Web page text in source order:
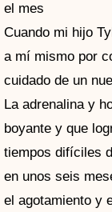
el mes
Cuando mi hijo
a mí mismo por
cuidado de un
La adrenalina y
boyante y que
tiempos difíciles
en unos seis
el agotamiento y